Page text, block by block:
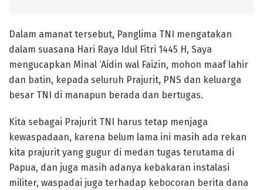
Dalam amanat tersebut, Panglima TNI mengatakan
dalam suasana Hari Raya Idul Fitri 1445 H, Saya
mengucapkan Minal ‘Aidin wal Faizin, mohon maaf lahir
dan batin, kepada seluruh Prajurit, PNS dan keluarga
besar TNI di manapun berada dan bertugas.
Kita sebagai Prajurit TNI harus tetap menjaga
kewaspadaan, karena belum lama ini masih ada rekan
kita prajurit yang gugur di medan tugas terutama di
Papua, dan juga masih adanya kebakaran instalasi
militer, waspadai juga terhadap kebocoran berita dana